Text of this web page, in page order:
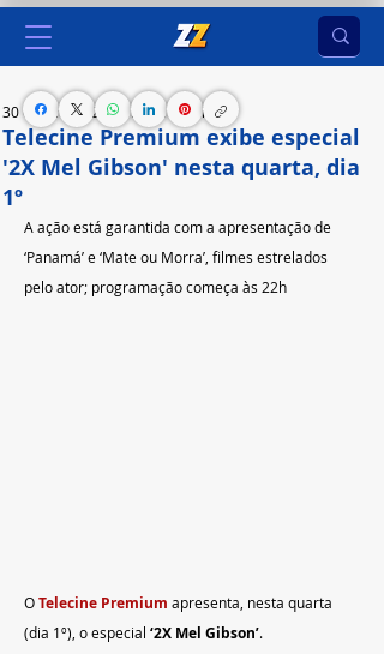
Telecine Premium exibe especial
'2X Mel Gibson' nesta quarta, dia
1º
30 de jan. de 2023 1 min de leitura
A ação está garantida com a apresentação de
‘Panamá’ e ‘Mate ou Morra’, filmes estrelados
pelo ator; programação começa às 22h
O Telecine Premium apresenta, nesta quarta
(dia 1º), o especial ‘2X Mel Gibson’.